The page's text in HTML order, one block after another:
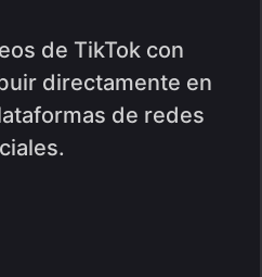
de TikTok con
directamente en
de redes